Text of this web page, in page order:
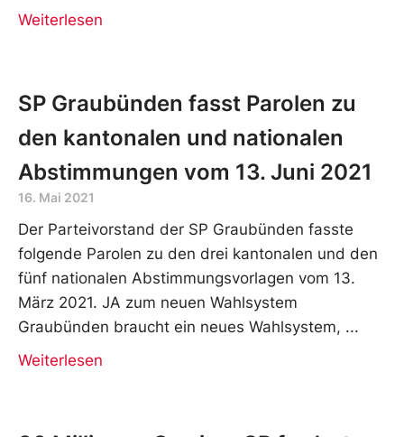
Weiterlesen
SP Graubünden fasst Parolen zu
den kantonalen und nationalen
Abstimmungen vom 13. Juni 2021
16. Mai 2021
Der Parteivorstand der SP Graubünden fasste
folgende Parolen zu den drei kantonalen und den
fünf nationalen Abstimmungsvorlagen vom 13.
März 2021. JA zum neuen Wahlsystem
Graubünden braucht ein neues Wahlsystem,
Weiterlesen